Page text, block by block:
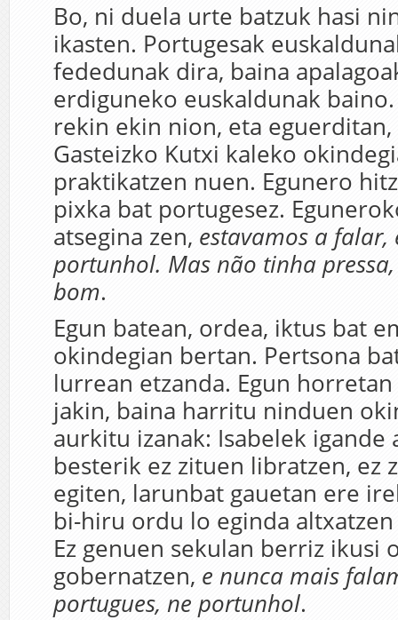
Bo, ni duela urte batzuk hasi
ikasten. Portugesak
fededunak dira, baina
erdiguneko euskaldunak
rekin ekin nion, eta
Gasteizko Kutxi kaleko
praktikatzen nuen. Egunero
pixka bat portugesez.
atsegina zen, estavamos a falar,
portunhol. Mas não tinha
bom.
Egun batean, ordea, iktus bat
okindegian bertan. Pertsona
lurrean etzanda. Egun
jakin, baina harritu ninduen
aurkitu izanak: Isabelek igande
besterik ez zituen libratzen, ez
egiten, larunbat gauetan ere
bi-hiru ordu lo eginda
Ez genuen sekulan berriz ikusi
gobernatzen, e nunca mais
portugues, ne portunhol.